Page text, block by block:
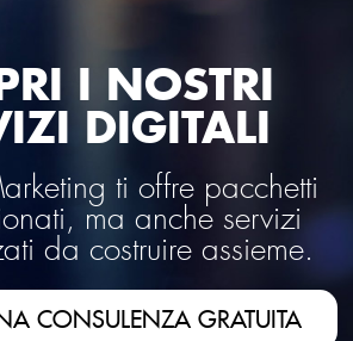
I NOSTRI
DIGITALI
ti offre pacchetti
ma anche servizi
da costruire assieme.
CONSULENZA GRATUITA